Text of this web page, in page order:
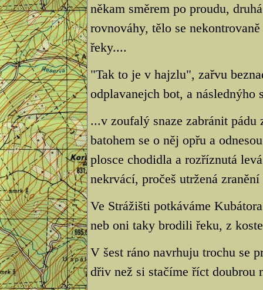
někam směrem po proudu,
rovnováhy, tělo se
řeky....
"Tak to je v hajzlu", zařvu
odplavanejch bot, a následnýho
...v zoufalý snaze zabránit
batohem se o něj opřu a
plosce chodidla a rozříznutá
nekrvácí, pročeš utržená
Ve Strážišti potkáváme
neb oni taky brodili řeku, z
V šest ráno navrhuju trochu se
dřiv než si stačíme říct doubrou